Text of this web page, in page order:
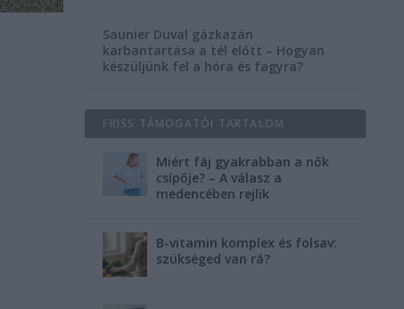
Saunier Duval gázkazán
karbantartása a tél előtt – Hogyan
készüljünk fel a hóra és fagyra?
FRISS TÁMOGATÓI TARTALOM
Miért fáj gyakrabban a nők
csípője? – A válasz a
medencében rejlik
B-vitamin komplex és folsav:
szükséged van rá?